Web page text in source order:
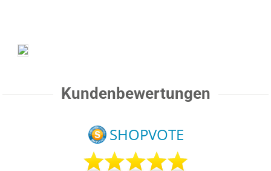
Kundenbewertungen